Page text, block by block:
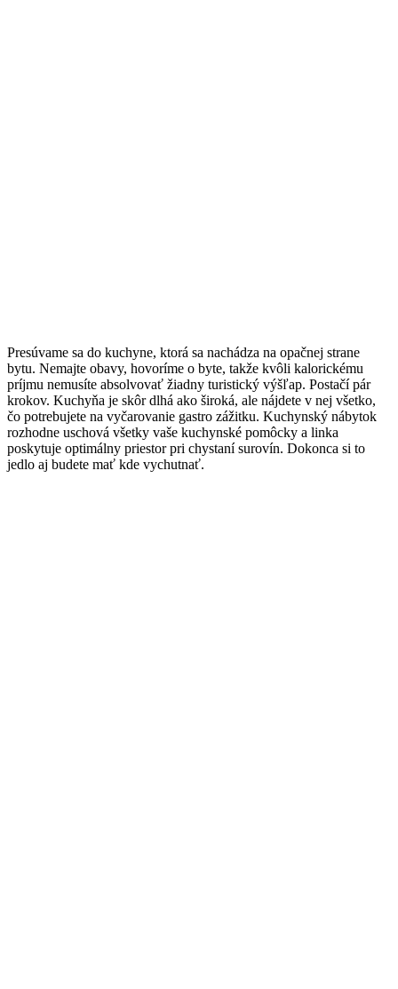
Presúvame sa do kuchyne, ktorá sa nachádza na opačnej strane
bytu. Nemajte obavy, hovoríme o byte, takže kvôli kalorickému
príjmu nemusíte absolvovať žiadny turistický výšľap. Postačí pár
krokov. Kuchyňa je skôr dlhá ako široká, ale nájdete v nej všetko,
čo potrebujete na vyčarovanie gastro zážitku. Kuchynský nábytok
rozhodne uschová všetky vaše kuchynské pomôcky a linka
poskytuje optimálny priestor pri chystaní surovín. Dokonca si to
jedlo aj budete mať kde vychutnať.